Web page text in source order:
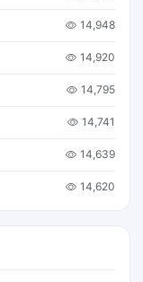
14,948
14,920
14,795
14,741
14,639
14,620